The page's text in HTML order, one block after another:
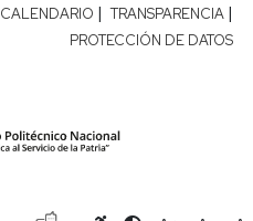
CALENDARIO | TRANSPARENCIA |
PROTECCIÓN DE DATOS